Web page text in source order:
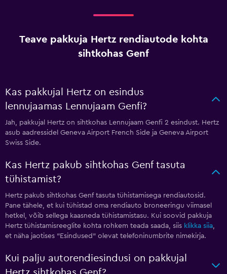
Teave pakkuja Hertz rendiautode kohta
sihtkohas Genf
Kas pakkujal Hertz on esindus
lennujaamas Lennujaam Genfi?
Jah, pakkujal Hertz on sihtkohas Lennujaam Genfi 2 esindust. Hertz
asub aadressidel Geneva Airport French Side ja Geneva Airport
Swiss Side.
Kas Hertz pakub sihtkohas Genf tasuta
tühistamist?
Hertz pakub sihtkohas Genf tasuta tühistamisega rendiautosid.
Pane tähele, et kui tühistad oma rendiauto broneeringu viimasel
hetkel, võib sellega kaasneda tühistamistasu. Kui soovid pakkuja
Hertz tühistamisreeglite kohta rohkem teada saada, siis klikka siia,
et näha jaotises "Esindused" olevat telefoninumbrite nimekirja.
Kui palju autorendiesindusi on pakkujal